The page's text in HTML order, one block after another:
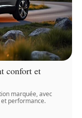
confort et
marquée, avec
performance.